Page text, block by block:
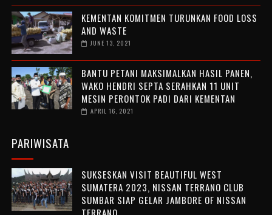
KEMENTAN KOMITMEN TURUNKAN FOOD LOSS
AND WASTE
JUNE 13, 2021
BANTU PETANI MAKSIMALKAN HASIL PANEN,
WAKO HENDRI SEPTA SERAHKAN 11 UNIT
MESIN PERONTOK PADI DARI KEMENTAN
APRIL 16, 2021
PARIWISATA
SUKSESKAN VISIT BEAUTIFUL WEST
SUMATERA 2023, NISSAN TERRANO CLUB
SUMBAR SIAP GELAR JAMBORE OF NISSAN